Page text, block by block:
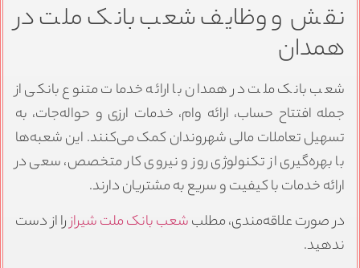
نقش و وظایف شعب بانک ملت در
همدان
شعب بانک ملت در همدان با ارائه خدمات متنوع بانکی از
جمله افتتاح حساب، ارائه وام، خدمات ارزی و حواله‌جات، به
تسهیل تعاملات مالی شهروندان کمک می‌کنند. این شعبه‌ها
با بهره‌گیری از تکنولوژی روز و نیروی کار متخصص، سعی در
ارائه خدمات با کیفیت و سریع به مشتریان دارند.
در صورت علاقه‌مندی، مطلبشعب بانک ملت شیرازرا از دست
ندهید.